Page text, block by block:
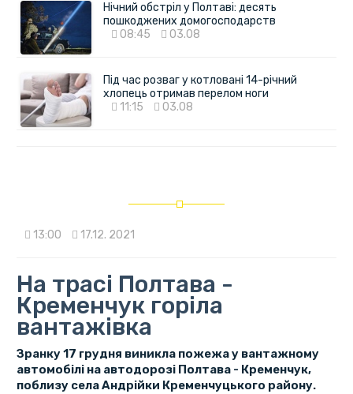
Нічний обстріл у Полтаві: десять
пошкоджених домогосподарств
08:45
03.08
Під час розваг у котловані 14-річний
хлопець отримав перелом ноги
11:15
03.08
13:00 17.12. 2021
На трасі Полтава -
Кременчук горіла
вантажівка
Зранку 17 грудня виникла пожежа у вантажному
автомобілі на автодорозі Полтава - Кременчук,
поблизу села Андрійки Кременчуцького району.